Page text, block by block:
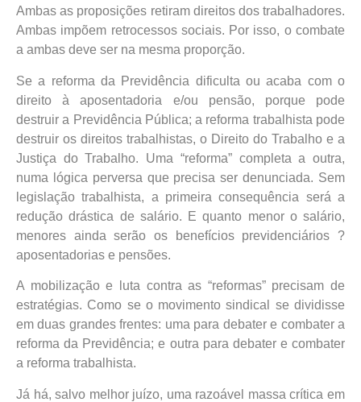
Ambas as proposições retiram direitos dos trabalhadores.
Ambas impõem retrocessos sociais. Por isso, o combate
a ambas deve ser na mesma proporção.
Se a reforma da Previdência dificulta ou acaba com o
direito à aposentadoria e/ou pensão, porque pode
destruir a Previdência Pública; a reforma trabalhista pode
destruir os direitos trabalhistas, o Direito do Trabalho e a
Justiça do Trabalho. Uma “reforma” completa a outra,
numa lógica perversa que precisa ser denunciada. Sem
legislação trabalhista, a primeira consequência será a
redução drástica de salário. E quanto menor o salário,
menores ainda serão os benefícios previdenciários ?
aposentadorias e pensões.
A mobilização e luta contra as “reformas” precisam de
estratégias. Como se o movimento sindical se dividisse
em duas grandes frentes: uma para debater e combater a
reforma da Previdência; e outra para debater e combater
a reforma trabalhista.
Já há, salvo melhor juízo, uma razoável massa crítica em